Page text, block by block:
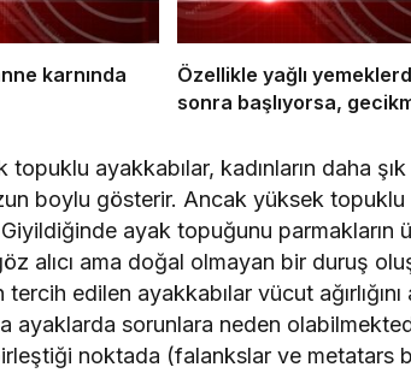
karnında
Özellikle yağlı
sonra başlıyorsa,
ayakkabılar, kadınların daha şık
boylu gösterir. Ancak yüksek
ayak topuğunu parmakların
alıcı ama doğal olmayan bir duruş
edilen ayakkabılar vücut ağırlığını
ayaklarda sorunlara neden
noktada (falankslar ve metatars